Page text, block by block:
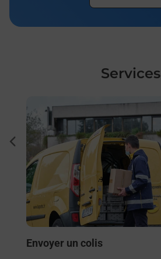
Services
Envoyer un colis